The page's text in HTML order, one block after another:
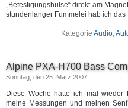
„Befestigungshülse“ direkt am
stundenlanger Fummelei hab ich
Kategorie Audio,
Alpine PXA-H700 Bass
Sonntag, den 25. März 2007
Diese Woche hatte ich mal wieder
meine Messungen und meinen